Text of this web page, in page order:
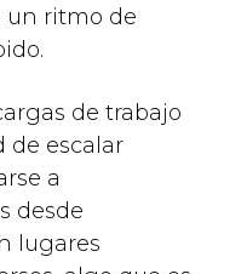
un ritmo de
de trabajo
de escalar
a
desde
lugares